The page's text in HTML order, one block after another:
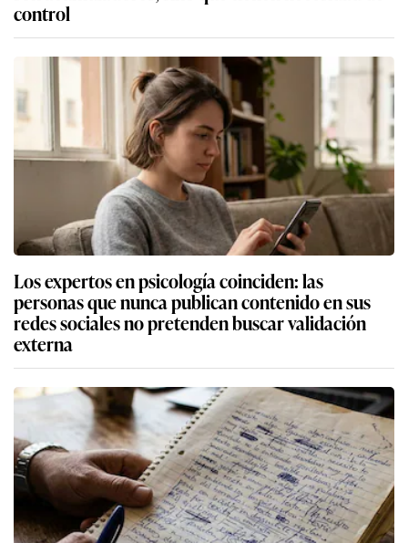
control
Los expertos en psicología coinciden: las
personas que nunca publican contenido en sus
redes sociales no pretenden buscar validación
externa